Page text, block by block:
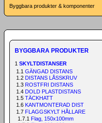
Byggbara produkter & komponenter
BYGGBARA PRODUKTER
1 SKYLTDISTANSER
1.1 GÄNGAD DISTANS
1.2 DISTANS LÅSSKRUV
1.3 ROSTFRI DISTANS
1.4 DOLD PLASTDISTANS
1.5 TÄCKHATT
1.6 KANTMONTERAD DIST
1.7 FLAGGSKYLT HÅLLARE
1.7.1 Flag, 150x100mm